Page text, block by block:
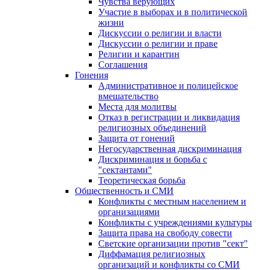
Участие в выборах и в политической
жизни
Дискуссии о религии и власти
Дискуссии о религии и праве
Религии и карантин
Соглашения
Гонения
Административное и полицейское
вмешательство
Места для молитвы
Отказ в регистрации и ликвидация
религиозных объединений
Защита от гонений
Негосударственная дискриминация
Дискриминация и борьба с
"сектантами"
Теоретическая борьба
Общественность и СМИ
Конфликты с местным населением и
организациями
Конфликты с учреждениями культуры
Защита права на свободу совести
Светские организации против "сект"
Диффамация религиозных
организаций и конфликты со СМИ